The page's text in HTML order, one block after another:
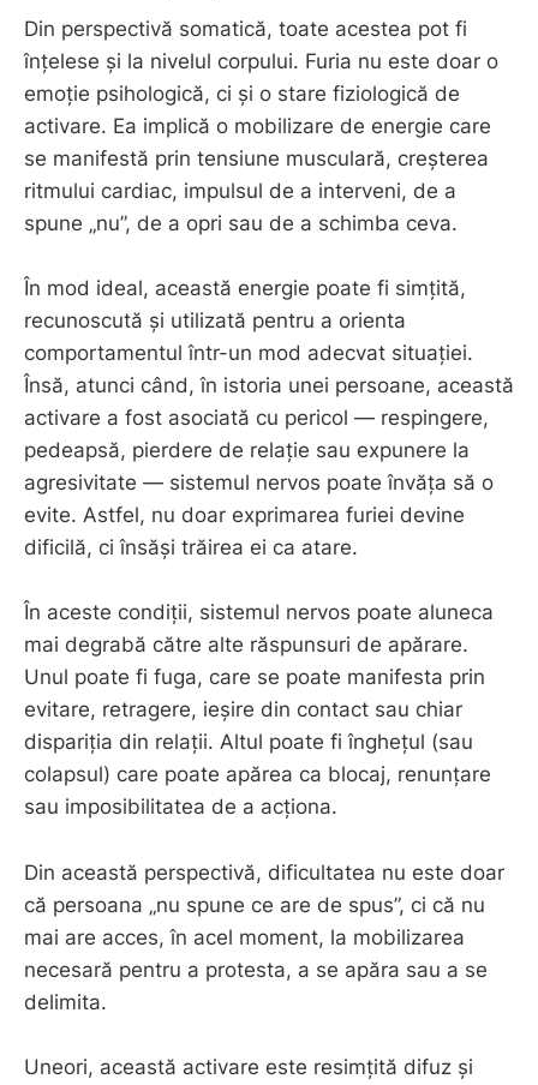
Din perspectivă somatică, toate acestea pot fi
înțelese și la nivelul corpului. Furia nu este doar o
emoție psihologică, ci și o stare fiziologică de
activare. Ea implică o mobilizare de energie care
se manifestă prin tensiune musculară, creșterea
ritmului cardiac, impulsul de a interveni, de a
spune „nu”, de a opri sau de a schimba ceva.
În mod ideal, această energie poate fi simțită,
recunoscută și utilizată pentru a orienta
comportamentul într-un mod adecvat situației.
Însă, atunci când, în istoria unei persoane, această
activare a fost asociată cu pericol — respingere,
pedeapsă, pierdere de relație sau expunere la
agresivitate — sistemul nervos poate învăța să o
evite. Astfel, nu doar exprimarea furiei devine
dificilă, ci însăși trăirea ei ca atare.
În aceste condiții, sistemul nervos poate aluneca
mai degrabă către alte răspunsuri de apărare.
Unul poate fi fuga, care se poate manifesta prin
evitare, retragere, ieșire din contact sau chiar
dispariția din relații. Altul poate fi înghețul (sau
colapsul) care poate apărea ca blocaj, renunțare
sau imposibilitatea de a acționa.
Din această perspectivă, dificultatea nu este doar
că persoana „nu spune ce are de spus”, ci că nu
mai are acces, în acel moment, la mobilizarea
necesară pentru a protesta, a se apăra sau a se
delimita.
Uneori, această activare este resimțită difuz și